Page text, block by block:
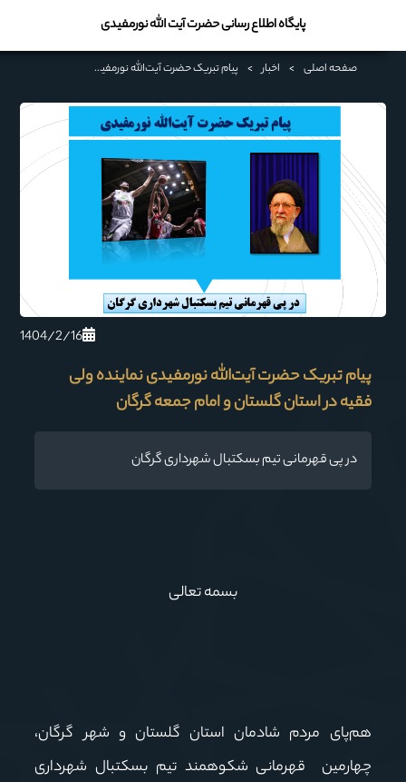
پایگاه اطلاع رسانی حضرت آیت الله نورمفیدی
صفحه اصلی > اخبار > پیام تبریک حضرت آیت‌الله نورمفیدی نماینده ولی فقیه در استان گلستان و امام جمعه گرگان
1404/2/16
پیام تبریک حضرت آیت‌الله نورمفیدی نماینده ولی
فقیه در استان گلستان و امام جمعه گرگان
در پی قهرمانی تیم بسکتبال شهرداری گرگان
بسمه تعالی
هم‌پای مردم شادمان استان گلستان و شهر گرگان،
چهارمین قهرمانی شکوهمند تیم بسکتبال شهرداری